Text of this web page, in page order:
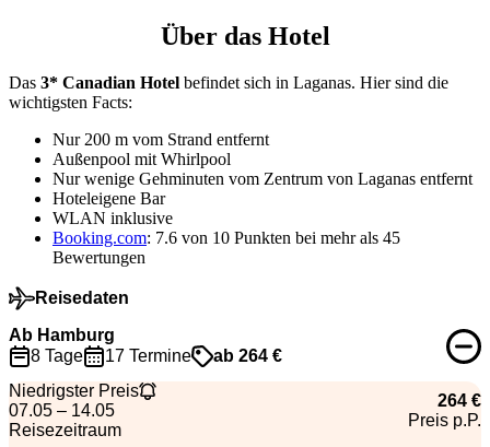
Über das Hotel
Das 3* Canadian Hotel befindet sich in Laganas. Hier sind die
wichtigsten Facts:
Nur 200 m vom Strand entfernt
Außenpool mit Whirlpool
Nur wenige Gehminuten vom Zentrum von Laganas entfernt
Hoteleigene Bar
WLAN inklusive
Booking.com: 7.6 von 10 Punkten bei mehr als 45
Bewertungen
Reisedaten
Ab Hamburg
8 Tage
17 Termine
ab 264 €
Niedrigster Preis
07.05 – 14.05
Reisezeitraum
264 €
Preis p.P.